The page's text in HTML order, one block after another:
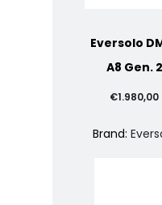
Eversolo
A8 Gen. 2
€1.980,00
Brand: